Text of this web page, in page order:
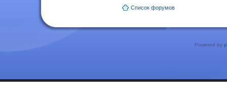
Список форумов
Powered by